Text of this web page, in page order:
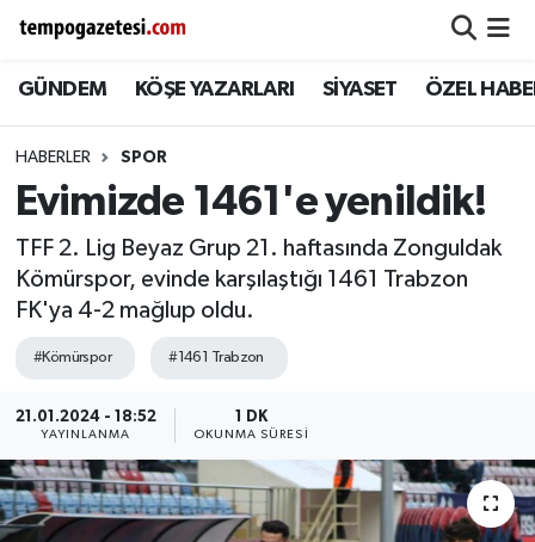
GÜNDEM KÖŞE YAZARLARI SİYASET ÖZEL
HABERLER SPOR
Evimizde 1461'e yenildik!
TFF 2. Lig Beyaz Grup 21. haftasında Zonguldak
Kömürspor, evinde karşılaştığı 1461 Trabzon
FK'ya 4-2 mağlup oldu.
#Kömürspor #1461 Trabzon
21.01.2024 - 18:52
YAYINLANMA
1 DK
OKUNMA SÜRESI
Alaplı
Çaycuma
Devrek
Ereğli
Kilimli
Kozlu
Zonguldak Nöbetçi Eczaneler
Zonguldak Hava Durumu
Zonguldak Namaz Vakitleri
Zonguldak Trafik Yoğunluk Haritası
Son Dakika Haberleri
Haber Arşivi